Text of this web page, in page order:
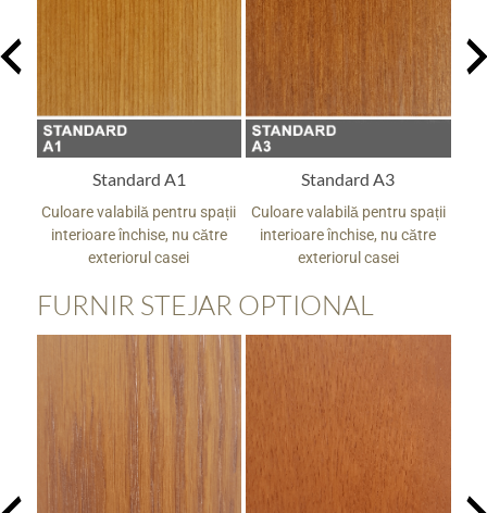
Standard A1
Culoare valabilă pentru spații
interioare închise, nu către
exteriorul casei
Standard A3
Culoare valabilă pentru spații
interioare închise, nu către
exteriorul casei
FURNIR STEJAR OPTIONAL